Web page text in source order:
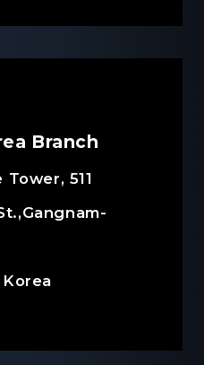
Branch
511